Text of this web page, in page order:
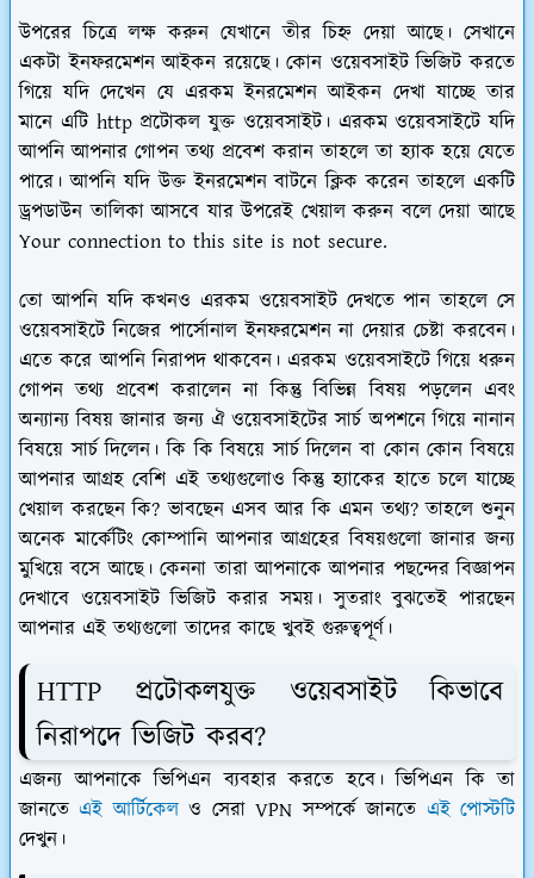
উপরের চিত্রে লক্ষ করুন যেখানে তীর চিহ্ন দেয়া আছে। সেখানে
একটা ইনফরমেশন আইকন রয়েছে। কোন ওয়েবসাইট ভিজিট করতে
গিয়ে যদি দেখেন যে এরকম ইনরমেশন আইকন দেখা যাচ্ছে তার
মানে এটি http প্রটোকল যুক্ত ওয়েবসাইট। এরকম ওয়েবসাইটে যদি
আপনি আপনার গোপন তথ্য প্রবেশ করান তাহলে তা হ্যাক হয়ে যেতে
পারে। আপনি যদি উক্ত ইনরমেশন বাটনে ক্লিক করেন তাহলে একটি
ড্রপডাউন তালিকা আসবে যার উপরেই খেয়াল করুন বলে দেয়া আছে
Your connection to this site is not secure.
তো আপনি যদি কখনও এরকম ওয়েবসাইট দেখতে পান তাহলে সে
ওয়েবসাইটে নিজের পার্সোনাল ইনফরমেশন না দেয়ার চেষ্টা করবেন।
এতে করে আপনি নিরাপদ থাকবেন। এরকম ওয়েবসাইটে গিয়ে ধরুন
গোপন তথ্য প্রবেশ করালেন না কিন্তু বিভিন্ন বিষয় পড়লেন এবং
অন্যান্য বিষয় জানার জন্য ঐ ওয়েবসাইটের সার্চ অপশনে গিয়ে নানান
বিষয়ে সার্চ দিলেন। কি কি বিষয়ে সার্চ দিলেন বা কোন কোন বিষয়ে
আপনার আগ্রহ বেশি এই তথ্যগুলোও কিন্তু হ্যাকের হাতে চলে যাচ্ছে
খেয়াল করছেন কি? ভাবছেন এসব আর কি এমন তথ্য? তাহলে শুনুন
অনেক মার্কেটিং কোম্পানি আপনার আগ্রহের বিষয়গুলো জানার জন্য
মুখিয়ে বসে আছে। কেননা তারা আপনাকে আপনার পছন্দের বিজ্ঞাপন
দেখাবে ওয়েবসাইট ভিজিট করার সময়। সুতরাং বুঝতেই পারছেন
আপনার এই তথ্যগুলো তাদের কাছে খুবই গুরুত্বপূর্ণ।
HTTP প্রটোকলযুক্ত ওয়েবসাইট কিভাবে
নিরাপদে ভিজিট করব?
এজন্য আপনাকে ভিপিএন ব্যবহার করতে হবে। ভিপিএন কি তা
জানতেএই আর্টিকেলও সেরা VPN সম্পর্কে জানতে এই পোস্টটি
দেখুন।